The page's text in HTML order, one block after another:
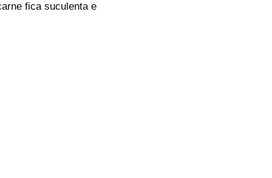
fica suculenta e